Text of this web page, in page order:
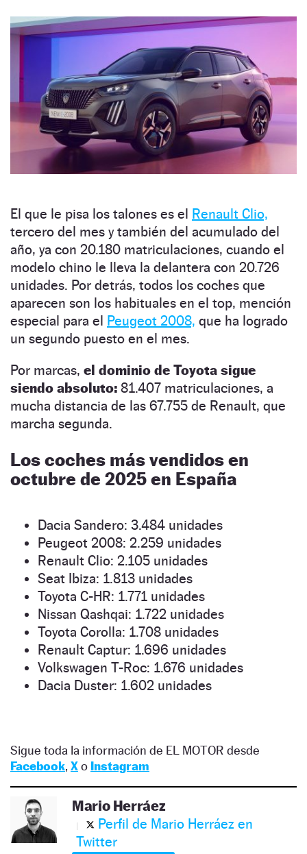
El que le pisa los talones es el Renault Clio,
tercero del mes y también del acumulado del
año, ya con 20.180 matriculaciones, cuando el
modelo chino le lleva la delantera con 20.726
unidades. Por detrás, todos los coches que
aparecen son los habituales en el top, mención
especial para el Peugeot 2008, que ha logrado
un segundo puesto en el mes.
Por marcas, el dominio de Toyota sigue
siendo absoluto: 81.407 matriculaciones, a
mucha distancia de las 67.755 de Renault, que
marcha segunda.
Los coches más vendidos en
octubre de 2025 en España
Dacia Sandero: 3.484 unidades
Peugeot 2008: 2.259 unidades
Renault Clio: 2.105 unidades
Seat Ibiza: 1.813 unidades
Toyota C-HR: 1.771 unidades
Nissan Qashqai: 1.722 unidades
Toyota Corolla: 1.708 unidades
Renault Captur: 1.696 unidades
Volkswagen T-Roc: 1.676 unidades
Dacia Duster: 1.602 unidades
Sigue toda la información de EL MOTOR desde
Facebook, Xo Instagram
Mario Herráez
Perfil de Mario Herráez en
Twitter